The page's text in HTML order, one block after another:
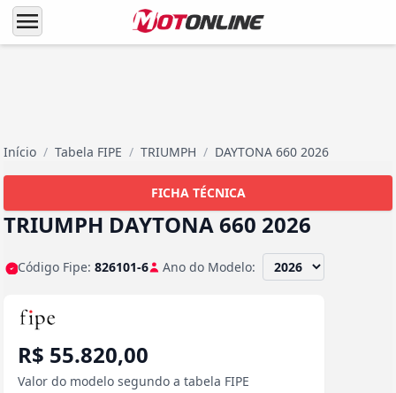
menu
Início / Tabela FIPE / TRIUMPH / DAYTONA 660 2026
FICHA TÉCNICA
TRIUMPH DAYTONA 660 2026
Código Fipe: 826101-6 Ano do Modelo:
R$ 55.820,00
Valor do modelo segundo a tabela FIPE